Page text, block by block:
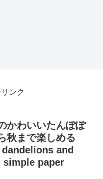
ンク
かわいいたんぽぽ
秋まで楽しめる
dandelions and
simple paper